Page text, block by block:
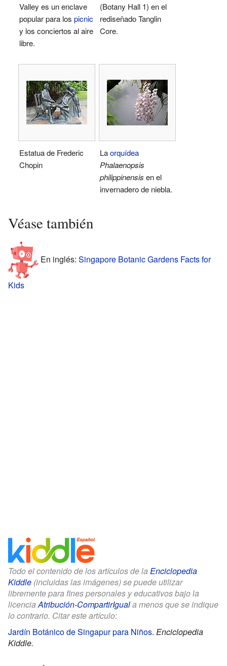
Valley es un enclave
popular para los picnic
y los conciertos al aire
libre.
(Botany Hall 1) en el
rediseñado Tanglin
Core.
Estatua de Frederic
Chopin
Laorquídea
Phalaenopsis
philippinensis en el
invernadero de niebla.
Véase también
En inglés: Singapore Botanic Gardens Facts for
Kids
Todo el contenido de los artículos de la Enciclopedia
Kiddle (incluidas las imágenes) se puede utilizar
libremente para fines personales y educativos bajo la
licenciaAtribución-CompartirIguala menos que se indique
lo contrario. Citar este artículo:
Jardín Botánico de Singapur para Niños. Enciclopedia
Kiddle.